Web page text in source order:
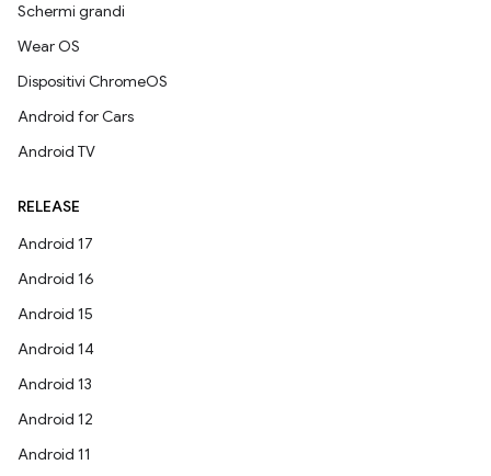
Schermi grandi
Wear OS
Dispositivi ChromeOS
Android for Cars
Android TV
RELEASE
Android 17
Android 16
Android 15
Android 14
Android 13
Android 12
Android 11